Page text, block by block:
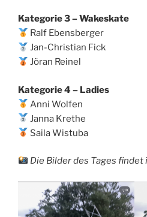
Kategorie 3 – Wakeskate
Ralf Ebensberger
Jan-Christian Fick
Jöran Reinel
Kategorie 4 – Ladies
Anni Wolfen
Janna Krethe
Saila Wistuba
Die Bilder des Tages